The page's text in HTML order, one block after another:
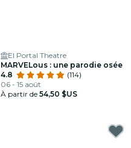
El Portal Theatre
MARVELous : une parodie osée
4.8
(114)
06 - 15 août
À partir de 54,50 $US